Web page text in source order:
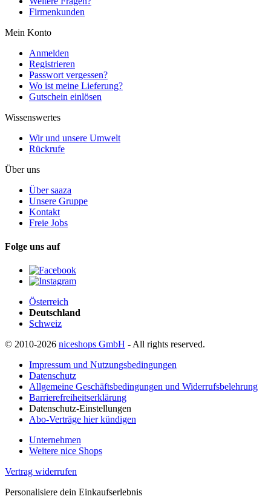
Firmenkunden
Mein Konto
Anmelden
Registrieren
Passwort vergessen?
Wo ist meine Lieferung?
Gutschein einlösen
Wissenswertes
Wir und unsere Umwelt
Rückrufe
Über uns
Über saaza
Unsere Gruppe
Kontakt
Freie Jobs
Folge uns auf
Österreich
Deutschland
Schweiz
© 2010-2026 niceshops GmbH - All rights reserved.
Impressum und Nutzungsbedingungen
Datenschutz
Allgemeine Geschäftsbedingungen und Widerrufsbelehrung
Barrierefreiheitserklärung
Datenschutz-Einstellungen
Abo-Verträge hier kündigen
Unternehmen
Weitere nice Shops
Vertrag widerrufen
Personalisiere dein Einkaufserlebnis